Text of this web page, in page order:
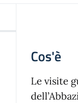
Cos'è
Le visite